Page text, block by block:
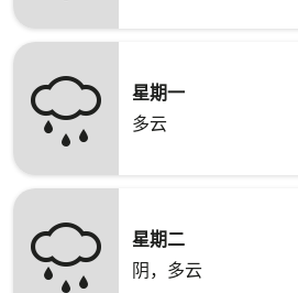
星期一
多云
星期二
阴，多云